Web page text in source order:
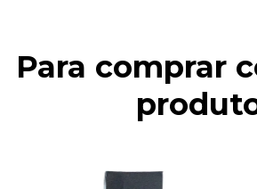
Para comprar